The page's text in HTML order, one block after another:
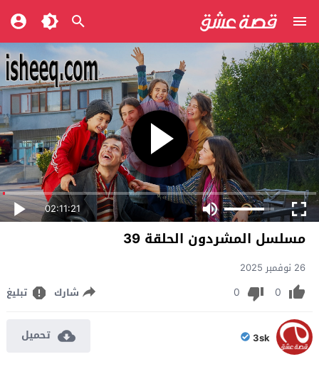
02:11:21
مسلسل المشردون الحلقة 39
26 نوفمبر 2025
0
0 شارك تبليغ
3sk تحميل